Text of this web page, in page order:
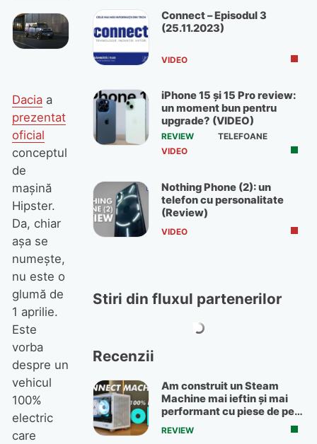
Daciaa
prezentat
oficial
conceptul
de
mașină
Hipster.
Da, chiar
așa se
numește,
nu este o
glumă de
1 aprilie.
Este
vorba
despre un
vehicul
100%
electric
care
Connect – Episodul 3
(25.11.2023)
VIDEO
iPhone 15 și 15 Pro review:
un moment bun pentru
upgrade? (VIDEO)
REVIEW
TELEFOANE
VIDEO
Nothing Phone (2): un
telefon cu personalitate
(Review)
VIDEO
Stiri din fluxul partenerilor
Recenzii
Am construit un Steam
Machine mai ieftin și mai
performant cu piese de pe
OLX
REVIEW